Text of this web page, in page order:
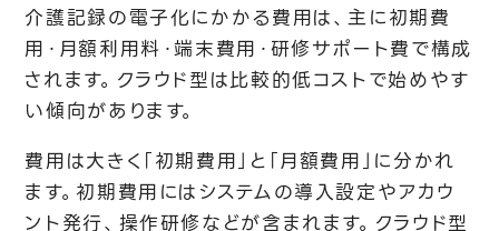
介護記録の電子化にかかる費用は、主に初期費
用・月額利用料・端末費用・研修サポート費で構成
されます。クラウド型は比較的低コストで始めやす
い傾向があります。
費用は大きく「初期費用」と「月額費用」に分かれ
ます。初期費用にはシステムの導入設定やアカウ
ント発行、操作研修などが含まれます。クラウド型